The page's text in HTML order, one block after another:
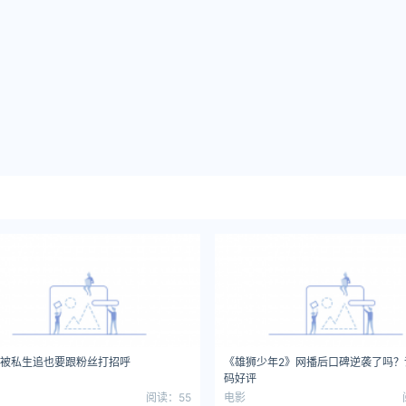
私生追也要跟粉丝打招呼
阅读：55
《雄狮少年2》网播后口碑逆袭了吗
码好评
电影